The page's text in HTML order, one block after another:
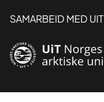
SAMARBEID MED UIT